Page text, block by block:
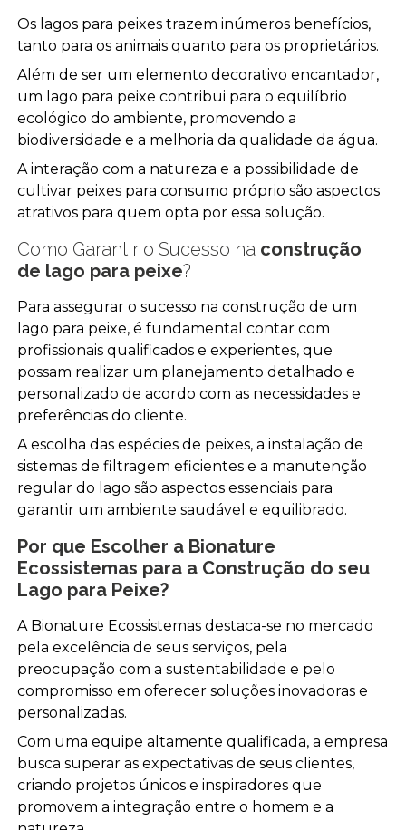
Os lagos para peixes trazem inúmeros benefícios,
tanto para os animais quanto para os proprietários.
Além de ser um elemento decorativo encantador,
um lago para peixe contribui para o equilíbrio
ecológico do ambiente, promovendo a
biodiversidade e a melhoria da qualidade da água.
A interação com a natureza e a possibilidade de
cultivar peixes para consumo próprio são aspectos
atrativos para quem opta por essa solução.
Como Garantir o Sucesso na construção
de lago para peixe?
Para assegurar o sucesso na construção de um
lago para peixe, é fundamental contar com
profissionais qualificados e experientes, que
possam realizar um planejamento detalhado e
personalizado de acordo com as necessidades e
preferências do cliente.
A escolha das espécies de peixes, a instalação de
sistemas de filtragem eficientes e a manutenção
regular do lago são aspectos essenciais para
garantir um ambiente saudável e equilibrado.
Por que Escolher a Bionature
Ecossistemas para a Construção do seu
Lago para Peixe?
A Bionature Ecossistemas destaca-se no mercado
pela excelência de seus serviços, pela
preocupação com a sustentabilidade e pelo
compromisso em oferecer soluções inovadoras e
personalizadas.
Com uma equipe altamente qualificada, a empresa
busca superar as expectativas de seus clientes,
criando projetos únicos e inspiradores que
promovem a integração entre o homem e a